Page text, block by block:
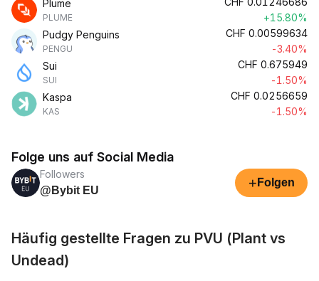
Plume
PLUME
+15.80%
Pudgy Penguins
PENGU
CHF 0.00599634
-3.40%
Sui
SUI
CHF 0.675949
-1.50%
Kaspa
KAS
CHF 0.0256659
-1.50%
Folge uns auf Social Media
Followers
@Bybit EU
+ Folgen
Häufig gestellte Fragen zu PVU (Plant vs
Undead)